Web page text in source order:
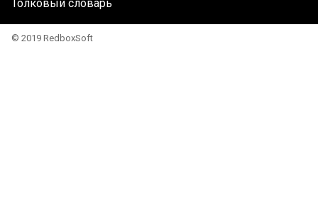
Толковый словарь
© 2019 RedboxSoft